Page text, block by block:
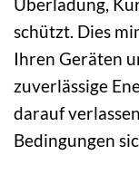
schützt. Dies
Ihren Geräten
zuverlässige
darauf
Bedingungen